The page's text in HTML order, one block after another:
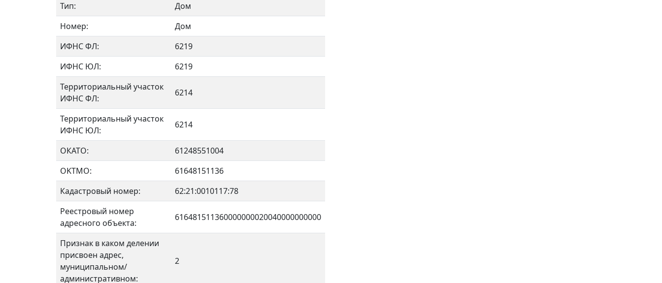
Тип:
Дом
Номер:
Дом
ИФНС ФЛ:
6219
ИФНС ЮЛ:
6219
Территориальный участок
ИФНС ФЛ:
6214
Территориальный участок
ИФНС ЮЛ:
6214
ОКАТО:
61248551004
OKTMO:
61648151136
Кадастровый номер:
62:21:0010117:78
Реестровый номер
адресного объекта:
616481511360000000020040000000000
Признак в каком делении
присвоен адрес,
муниципальном/
административном:
2